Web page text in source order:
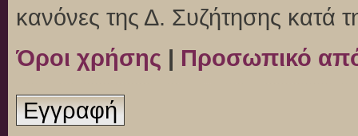
κανόνες της Δ. Συζήτησης κατά
Όροι χρήσης | Προσωπικό
Εγγραφή